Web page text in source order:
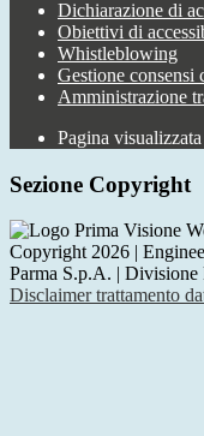
Dichiarazione di
Obiettivi di
Whistleblowing
Gestione consensi
Amministrazione
Pagina visualizzata
Sezione Copyright
Copyright 2026 |
Parma S.p.A. |
Disclaimer trattamento